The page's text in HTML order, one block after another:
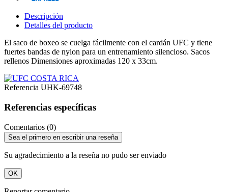
Descripción
Detalles del producto
El saco de boxeo se cuelga fácilmente con el cardán UFC y tiene
fuertes bandas de nylon para un entrenamiento silencioso. Sacos
rellenos Dimensiones aproximadas 120 x 33cm.
Referencia UHK-69748
Referencias específicas
Comentarios (0)
Sea el primero en escribir una reseña
Su agradecimiento a la reseña no pudo ser enviado
OK